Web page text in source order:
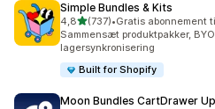
Simple Bundles & Kits
4,8ud af 5 stjerner
(737)
737 anmeldelser i alt
•Gratis abonnement
Sammensæt produktpakker,
lagersynkronisering
Built for Shopify
Moon Bundles CartDrawer